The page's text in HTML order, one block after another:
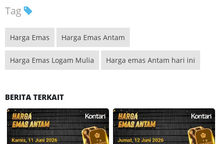
Tag
Harga Emas Harga Emas Antam
Harga Emas Logam Mulia Harga emas Antam hari ini
BERITA TERKAIT